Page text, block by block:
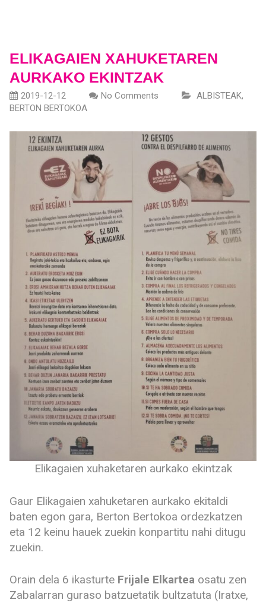
ELIKAGAIEN XAHUKETAREN
AURKAKO EKINTZAK
2019-12-12 No Comments ALBISTEAK,
BERTON BERTOKOA
Elikagaien xuhaketaren aurkako ekintzak
Gaur Elikagaien xahuketaren aurkako ekitaldi
baten egon gara, Berton Bertokoa ordezkatzen
eta 12 keinu hauek zuekin konpartitu nahi ditugu
zuekin.
Orain dela 6 ikasturte Frijale Elkarteaosatu zen
Zabalarran guraso batzuetatik bultzatuta (Iratxe,